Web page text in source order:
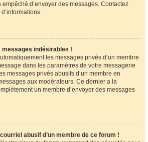
empêché d’envoyer des messages. Contactez
indésirables !
les messages privés d’un membre
dans les paramètres de votre messagerie
messages privés abusifs d’un membre en
aux modérateurs. Ce dernier a la
un membre d’envoyer des messages
abusif d’un membre de ce forum !